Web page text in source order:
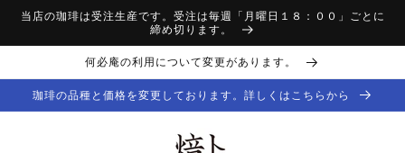
ンツに
当店の珈琲は受注生産です。受注は毎週「月曜日１８：００」ごとに
締め切ります。
何必庵の利用について変更があります。
珈琲の品種と価格を変更しております。詳しくはこちらから